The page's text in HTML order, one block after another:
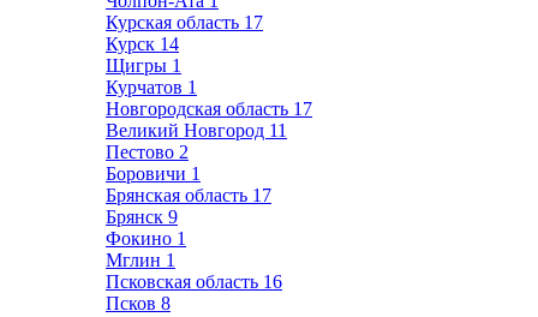
Курская область 17
Курск 14
Щигры 1
Курчатов 1
Новгородская область 17
Великий Новгород 11
Пестово 2
Боровичи 1
Брянская область 17
Брянск 9
Фокино 1
Мглин 1
Псковская область 16
Псков 8